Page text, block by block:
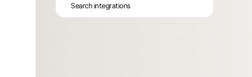
Search integrations